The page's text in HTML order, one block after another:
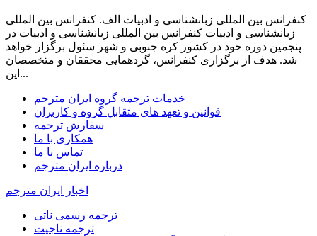
کنفرانس بین المللی زبانشناسی و ادبیات الف. کنفرانس بین المللی
زبانشناسی و ادبیات کنفرانس بین المللی زبانشناسی و ادبیات در
پنجمین دوره خود در کشور کره جنوبی و شهر سئول برگزار خواهد
شد. هدف از برگزاری کنفرانس، گردهمایی محققان و متخصصان
این...
خدمات ترجمه گروه ایران مترجم
قوانین و تعهد های متقابل گروه و کاربران
سفارش ترجمه
همکاری با ما
تماس با ما
درباره ایران مترجم
اخبار ایران مترجم
ترجمه رسمی ناتی
ترجمه ناجیت